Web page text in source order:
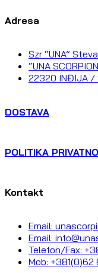
Adresa
Szr “UNA”
“UNA
22320 INĐIJA /
DOSTAVA
POLITIKA
Kontakt
Email:
Email:
Telefon/Fax:
Mob: +381(0)62